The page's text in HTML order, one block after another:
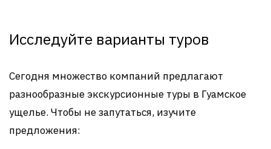
Исследуйте варианты туров
Сегодня множество компаний предлагают
разнообразные экскурсионные туры в Гуамское
ущелье. Чтобы не запутаться, изучите
предложения: